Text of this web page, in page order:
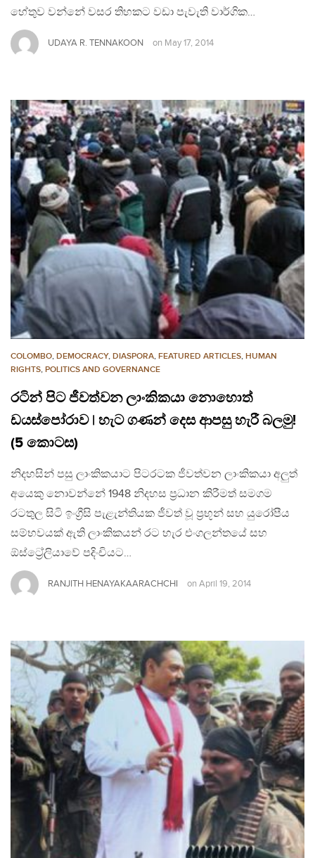
හේතුව වන්නේ වසර තිහකට වඩා පැවැති වාර්ගික…
UDAYA R. TENNAKOON on May 17, 2014
COLOMBO, DEMOCRACY, DIASPORA, FEATURED ARTICLES, HUMAN
RIGHTS, POLITICS AND GOVERNANCE
රටින් පිට ජීවත්වන ලාංකිකයා නොහොත්
ඩයස්පෝරාව | හැට ගණන් දෙස ආපසු හැරී බලමු!
(5 කොටස)
නිදහසින් පසු ලාංකිකයාට පිටරටක ජීවත්වන ලාංකිකයා අලුත්
අයෙකු නොවන්නේ 1948 නිදහස ප්‍රධාන කිරීමත් සමගම
රටතුල සිටි ඉංග්‍රීසි පැළැන්තියක ජීවත් වූ ප්‍රභූන් සහ යුරෝපීය
සම්භවයක් ඇති ලාංකිකයන් රට හැර එංගලන්තයේ සහ
ඕස්ට්‍රේලියාවේ පදිංචියට…
RANJITH HENAYAKAARACHCHI on April 19, 2014